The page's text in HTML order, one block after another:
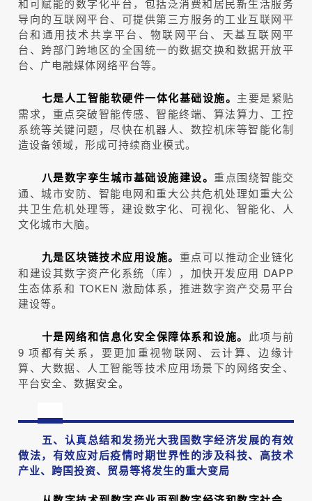
和可赋能的数字化平台，包括泛消费和居民新生活服务
导向的互联网平台、可提供第三方服务的工业互联网平
台和通用技术共享平台、物联网平台、天基互联网平
台、跨部门跨地区的全国统一的数据交换和数据开放平
台、广电融媒体网络平台等。
七是人工智能软硬件一体化基础设施。 主要是紧贴
需求，重点突破智能传感、智能终端、算法算力、工控
系统等关键问题，尽快在机器人、数控机床等智能化制
造设备领域，形成可持续商业模式。
八是数字孪生城市基础设施建设。 重点围绕智能交
通、城市安防、智能电网和重大公共危机处理如重大公
共卫生危机处理等，建设数字化、可视化、智能化、人
文化城市大脑。
九是区块链技术应用设施。 重点可以推动企业链化
和建设其数字资产化系统（库），加快开发应用 DAPP
生态体系和 TOKEN 激励体系，推进数字资产交易平台
建设等。
十是网络和信息化安全保障体系和设施。 此项与前
9 项都有关系，要更加重视物联网、云计算、边缘计
算、大数据、人工智能等技术应用场景下的网络安全、
平台安全、数据安全。
五、认真总结和发扬光大我国数字经济发展的有效
做法，有效应对后疫情时期世界性的涉及科技、高技术
产业、跨国投资、贸易等将发生的重大变局